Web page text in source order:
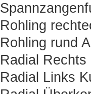
Rohling
Rohling rund
Radial Rechts
Radial Links